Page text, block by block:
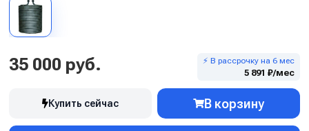
35 000 руб. ⚡ В рассрочку на 6 мес
5 891 ₽/мес
Купить сейчас В корзину